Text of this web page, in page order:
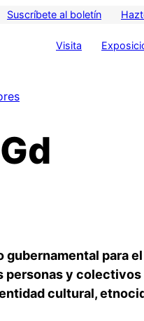
Suscríbete al boletín
Visita
gubernamental para
personas y
cultural,